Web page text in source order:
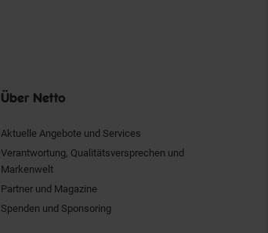
Über Netto
Aktuelle Angebote und Services
Verantwortung, Qualitätsversprechen und
Markenwelt
Partner und Magazine
Spenden und Sponsoring